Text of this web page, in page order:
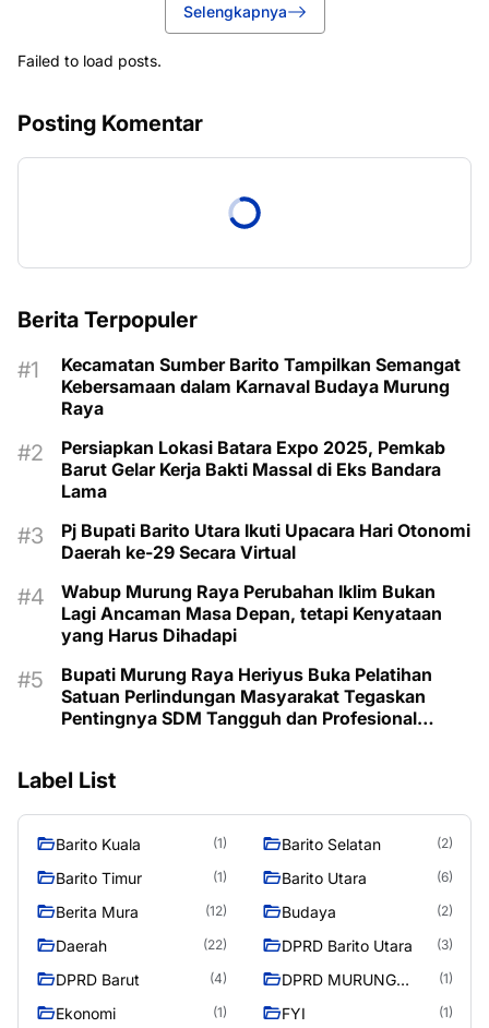
Selengkapnya
Failed to load posts.
Posting Komentar
Berita Terpopuler
Kecamatan Sumber Barito Tampilkan Semangat
Kebersamaan dalam Karnaval Budaya Murung
Raya
Persiapkan Lokasi Batara Expo 2025, Pemkab
Barut Gelar Kerja Bakti Massal di Eks Bandara
Lama
Pj Bupati Barito Utara Ikuti Upacara Hari Otonomi
Daerah ke-29 Secara Virtual
Wabup Murung Raya Perubahan Iklim Bukan
Lagi Ancaman Masa Depan, tetapi Kenyataan
yang Harus Dihadapi
Bupati Murung Raya Heriyus Buka Pelatihan
Satuan Perlindungan Masyarakat Tegaskan
Pentingnya SDM Tangguh dan Profesional
Label List
Barito Kuala (1) Barito Selatan (2)
Barito Timur (1) Barito Utara (6)
Berita Mura (12) Budaya (2)
Daerah (22) DPRD Barito Utara (3)
DPRD Barut (4)
DPRD MURUNG
(1)
Ekonomi (1) FYI (1)